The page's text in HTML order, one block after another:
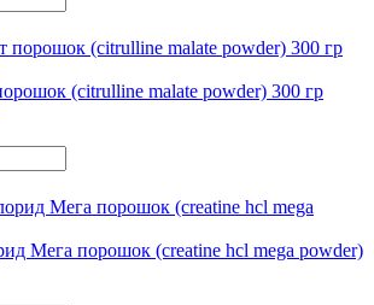
(citrulline malate powder) 300 гр
Мега порошок (creatine hcl mega powder)